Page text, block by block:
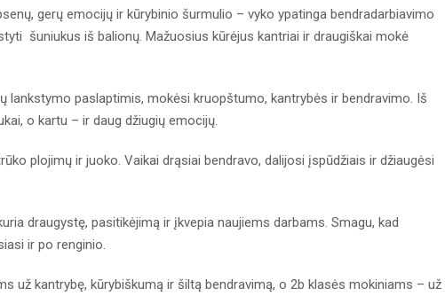
gerų emocijų ir kūrybinio šurmulio – vyko ypatinga bendradarbiavimo
šuniukus iš balionų. Mažuosius kūrėjus kantriai ir draugiškai mokė
lankstymo paslaptimis, mokėsi kruopštumo, kantrybės ir bendravimo. Iš
o kartu – ir daug džiugių emocijų.
plojimų ir juoko. Vaikai drąsiai bendravo, dalijosi įspūdžiais ir džiaugėsi
draugystę, pasitikėjimą ir įkvepia naujiems darbams. Smagu, kad
ir po renginio.
už kantrybę, kūrybiškumą ir šiltą bendravimą, o 2b klasės mokiniams – už